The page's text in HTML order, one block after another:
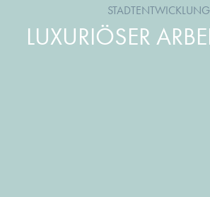
STADTENTWICKLUNG
LUXURIÖSER